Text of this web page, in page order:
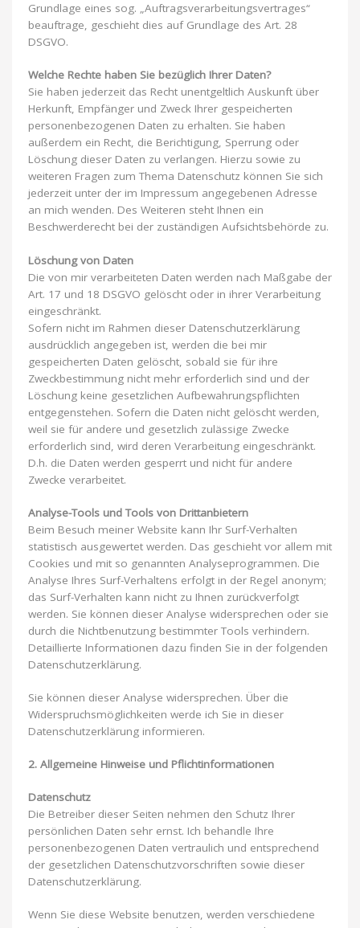
Grundlage eines sog. „Auftragsverarbeitungsvertrages“
beauftrage, geschieht dies auf Grundlage des Art. 28
DSGVO.
Welche Rechte haben Sie bezüglich Ihrer Daten?
Sie haben jederzeit das Recht unentgeltlich Auskunft über
Herkunft, Empfänger und Zweck Ihrer gespeicherten
personenbezogenen Daten zu erhalten. Sie haben
außerdem ein Recht, die Berichtigung, Sperrung oder
Löschung dieser Daten zu verlangen. Hierzu sowie zu
weiteren Fragen zum Thema Datenschutz können Sie sich
jederzeit unter der im Impressum angegebenen Adresse
an mich wenden. Des Weiteren steht Ihnen ein
Beschwerderecht bei der zuständigen Aufsichtsbehörde zu.
Löschung von Daten
Die von mir verarbeiteten Daten werden nach Maßgabe der
Art. 17 und 18 DSGVO gelöscht oder in ihrer Verarbeitung
eingeschränkt.
Sofern nicht im Rahmen dieser Datenschutzerklärung
ausdrücklich angegeben ist, werden die bei mir
gespeicherten Daten gelöscht, sobald sie für ihre
Zweckbestimmung nicht mehr erforderlich sind und der
Löschung keine gesetzlichen Aufbewahrungspflichten
entgegenstehen. Sofern die Daten nicht gelöscht werden,
weil sie für andere und gesetzlich zulässige Zwecke
erforderlich sind, wird deren Verarbeitung eingeschränkt.
D.h. die Daten werden gesperrt und nicht für andere
Zwecke verarbeitet.
Analyse-Tools und Tools von Drittanbietern
Beim Besuch meiner Website kann Ihr Surf-Verhalten
statistisch ausgewertet werden. Das geschieht vor allem mit
Cookies und mit so genannten Analyseprogrammen. Die
Analyse Ihres Surf-Verhaltens erfolgt in der Regel anonym;
das Surf-Verhalten kann nicht zu Ihnen zurückverfolgt
werden. Sie können dieser Analyse widersprechen oder sie
durch die Nichtbenutzung bestimmter Tools verhindern.
Detaillierte Informationen dazu finden Sie in der folgenden
Datenschutzerklärung.
Sie können dieser Analyse widersprechen. Über die
Widerspruchsmöglichkeiten werde ich Sie in dieser
Datenschutzerklärung informieren.
2. Allgemeine Hinweise und Pflichtinformationen
Datenschutz
Die Betreiber dieser Seiten nehmen den Schutz Ihrer
persönlichen Daten sehr ernst. Ich behandle Ihre
personenbezogenen Daten vertraulich und entsprechend
der gesetzlichen Datenschutzvorschriften sowie dieser
Datenschutzerklärung.
Wenn Sie diese Website benutzen, werden verschiedene